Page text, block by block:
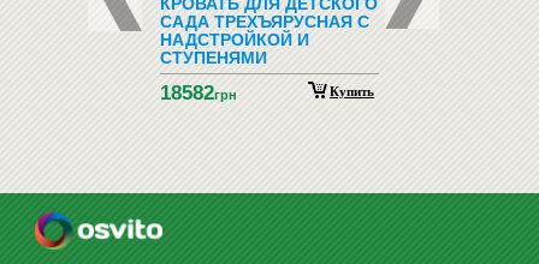
100 ШТ.,
КРОВАТЬ ДЛЯ ДЕТСКОГО
САДА ТРЕХЪЯРУСНАЯ С
НАДСТРОЙКОЙ И
СТУПЕНЯМИ
18582грн Купить
КОНСТРУКТОР -
(320 СХЕМ)